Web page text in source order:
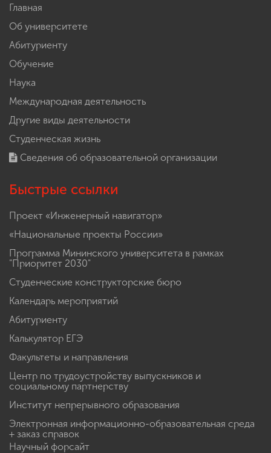
Главная
Об университете
Абитуриенту
Обучение
Наука
Международная деятельность
Другие виды деятельности
Студенческая жизнь
Сведения об образовательной организации
Быстрые ссылки
Проект «Инженерный навигатор»
«Национальные проекты России»
Программа Мининского университета в рамках
"Приоритет 2030"
Студенческие конструкторские бюро
Календарь мероприятий
Абитуриенту
Калькулятор ЕГЭ
Факультеты и направления
Центр по трудоустройству выпускников и
социальному партнерству
Институт непрерывного образования
Электронная информационно-образовательная среда
+ заказ справок
Научный форсайт